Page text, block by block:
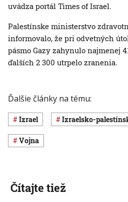
uvádza portál Times of Israel.
Palestínske ministerstvo
informovalo, že pri odvetných
pásmo Gazy zahynulo najmenej
ďalších 2 300 utrpelo zranenia.
Ďalšie články na tému:
Izrael izraelsko-
vojna
Čítajte tiež